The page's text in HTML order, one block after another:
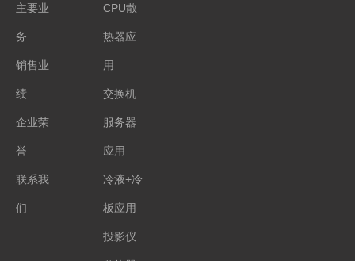
主要业
务
销售业
绩
企业荣
誉
联系我
们
CPU散
热器应
用
交换机
服务器
应用
冷液+冷
板应用
投影仪